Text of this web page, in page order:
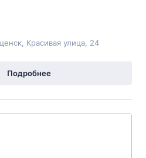
Красивая улица, 24
Подробнее